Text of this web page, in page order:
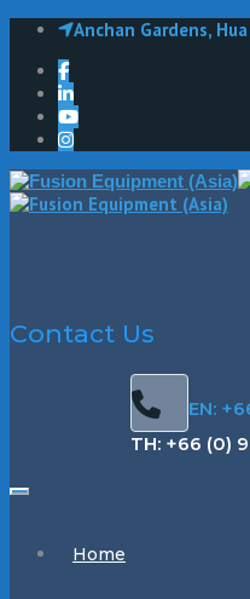
Anchan Gardens,
Contact Us
EN:
TH: +66 (0)
Home